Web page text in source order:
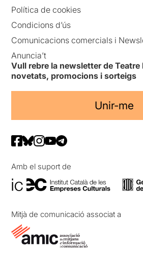
Política de cookies
Condicions d’ús
Comunicacions comercials i
Anuncia’t
Vull rebre la newsletter de Teatre
novetats, promocions i sorteigs
Unir-me
Amb el suport de
Mitjà de comunicació associat a